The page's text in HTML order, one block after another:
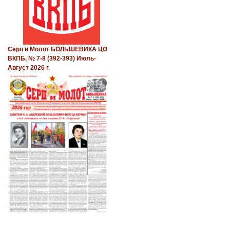
Серп и Молот БОЛЬШЕВИКА ЦО
ВКПБ, № 7-8 (392-393) Июль-
Август 2026 г.